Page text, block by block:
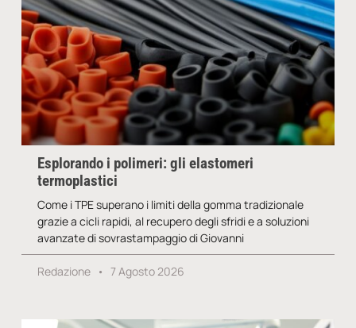
Esplorando i polimeri: gli elastomeri
termoplastici
Come i TPE superano i limiti della gomma tradizionale
grazie a cicli rapidi, al recupero degli sfridi e a soluzioni
avanzate di sovrastampaggio di Giovanni
Redazione 7 Agosto 2026